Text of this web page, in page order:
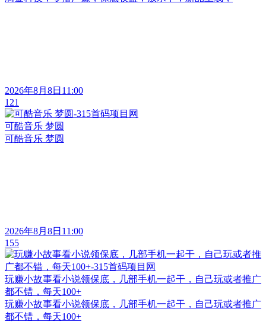
2026年8月8日11:00
121
可酷音乐 梦圆
可酷音乐 梦圆
2026年8月8日11:00
155
玩赚小故事看小说领保底，几部手机一起干，自己玩或者推广
都不错，每天100+
玩赚小故事看小说领保底，几部手机一起干，自己玩或者推广
都不错，每天100+